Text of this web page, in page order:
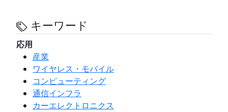
キーワード
応用
産業
ワイヤレス・モバイル
コンピューティング
通信インフラ
カーエレクトロニクス